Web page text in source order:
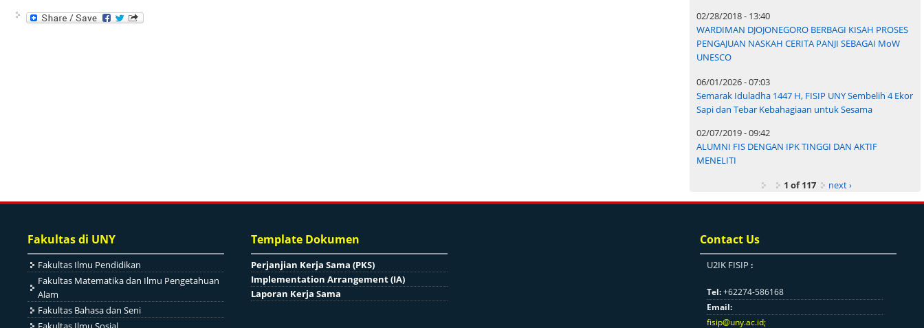
02/28/2018 - 13:40
WARDIMAN DJOJONEGORO BERBAGI KISAH PROSES
PENGAJUAN NASKAH CERITA PANJI SEBAGAI MoW
UNESCO
06/01/2026 - 07:03
Semarak Iduladha 1447 H, FISIP UNY Sembelih 4 Ekor
Sapi dan Tebar Kebahagiaan untuk Sesama
02/07/2019 - 09:42
ALUMNI FIS DENGAN IPK TINGGI DAN AKTIF
MENELITI
1 of 117
next ›
Fakultas di UNY
Fakultas Ilmu Pendidikan
Fakultas Matematika dan Ilmu Pengetahuan
Alam
Fakultas Bahasa dan Seni
Template Dokumen
Perjanjian Kerja Sama (PKS)
Implementation Arrangement (IA)
Laporan Kerja Sama
Contact Us
U2IK FISIP :
Tel:+62274-586168
Email:
fisip@uny.ac.id;